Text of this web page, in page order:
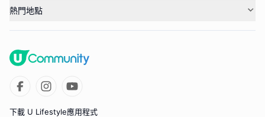
熱門地點
下載 U Lifestyle應用程式